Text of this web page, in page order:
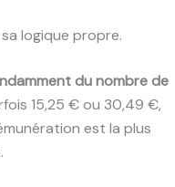
logique propre.
du nombre de
15,25 € ou 30,49 €,
est la plus